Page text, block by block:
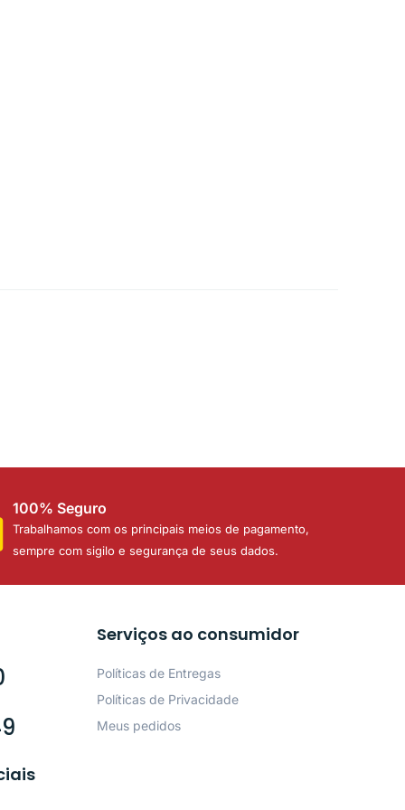
100% Seguro
Trabalhamos com os principais meios de pagamento,
sempre com sigilo e segurança de seus dados.
Serviços ao consumidor
Políticas de Entregas
Políticas de Privacidade
Meus pedidos